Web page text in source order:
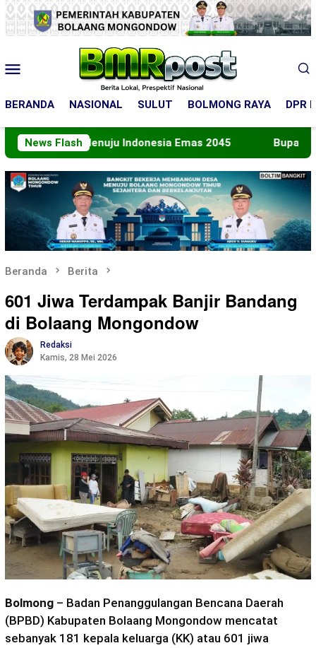
Loncat
ke
konten
Mobile
BERANDA NASIONAL SULUT BOLMONG RAYA DPR
News Flash
Menuju Indonesia Emas 2045 Bupati Boltara Lepas
Beranda Berita
601 Jiwa Terdampak Banjir Bandang
di Bolaang Mongondow
Redaksi
Kamis, 28 Mei 2026
Bolmong – Badan Penanggulangan Bencana Daerah
(BPBD) Kabupaten Bolaang Mongondow mencatat
sebanyak 181 kepala keluarga (KK) atau 601 jiwa